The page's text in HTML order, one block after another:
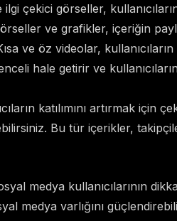
ilgi çekici görseller,
ve grafikler, içeriğin
ve öz videolar,
hale getirir ve
katılımını artırmak için
Bu tür içerikler,
medya kullanıcılarının
medya varlığını